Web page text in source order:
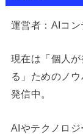
運営者：AIコ
現在は「個人
る」ためのノ
発信中。
AIやテクノロ